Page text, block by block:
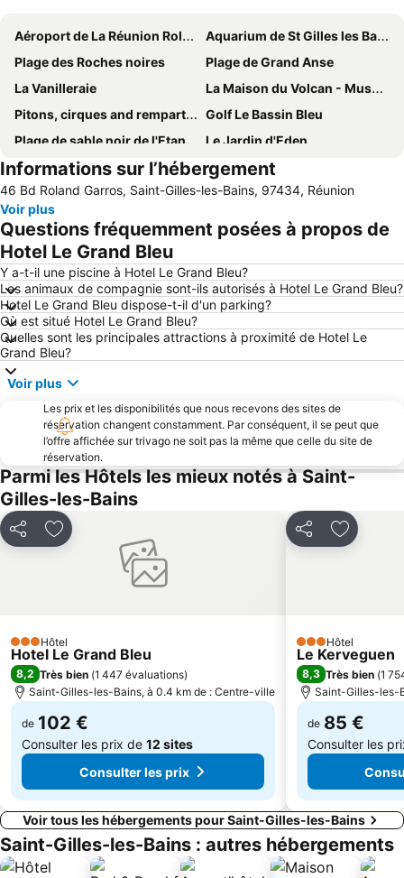
Aéroport de La Réunion Roland-Garros
Aquarium de St Gilles les Bains
Plage des Roches noires
Plage de Grand Anse
La Vanilleraie
La Maison du Volcan - Museum de La Fournaise
Pitons, cirques and remparts of Reunion Island
Golf Le Bassin Bleu
Plage de sable noir de l'Etang salé
Le Jardin d'Eden
Aéroport de Saint-Pierre Pierrefonds
Stella Matutina
Akoatys
Musée de la Banane
Informations sur l’hébergement
46 Bd Roland Garros, Saint-Gilles-les-Bains, 97434, Réunion
Voir plus
Questions fréquemment posées à propos de
Hotel Le Grand Bleu
Y a-t-il une piscine à Hotel Le Grand Bleu?
Les animaux de compagnie sont-ils autorisés à Hotel Le Grand Bleu?
Hotel Le Grand Bleu dispose-t-il d'un parking?
Où est situé Hotel Le Grand Bleu?
Quelles sont les principales attractions à proximité de Hotel Le
Grand Bleu?
Voir plus
Les prix et les disponibilités que nous recevons des sites de
réservation changent constamment. Par conséquent, il se peut que
l’offre affichée sur trivago ne soit pas la même que celle du site de
réservation.
Parmi les Hôtels les mieux notés à Saint-
Gilles-les-Bains
PartagerAjouter à mes favoris
3 Étoiles
Hôtel
Hotel Le Grand Bleu
8,2 Très bien (1 447 évaluations)
Saint-Gilles-les-Bains, à 0.4 km de : Centre-ville
de 102 €
Consulter les prix de 12 sites
Consulter les prix
PartagerAjouter
3 Étoiles
Hôtel
Le Kerveguen
8,3 Très bien (1
Saint-Gilles-les-
de 85 €
Consulter les
Voir tous les hébergements pour Saint-Gilles-les-Bains
Saint-Gilles-les-Bains : autres hébergements